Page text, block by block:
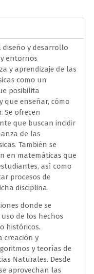
diseño y desarrollo
entornos
y aprendizaje de las
como un
posibilita
enseñar, cómo
Se ofrecen
que buscan incidir
de las
También se
en matemáticas que
así como
procesos de
disciplina.
donde se
de los hechos
históricos.
creación y
y teorías de
Naturales. Desde
aprovechan las